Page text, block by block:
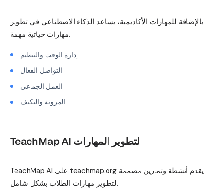
بالإضافة للمهارات الأكاديمية، يساعد الذكاء الاصطناعي في تطوير
مهارات حياتية مهمة.
إدارة الوقت والتنظيم
التواصل الفعال
العمل الجماعي
المرونة والتكيف
TeachMap AI لتطوير المهارات
TeachMap AI على teachmap.org يقدم أنشطة وتمارين مصممة
لتطوير مهارات الطلاب بشكل شامل.